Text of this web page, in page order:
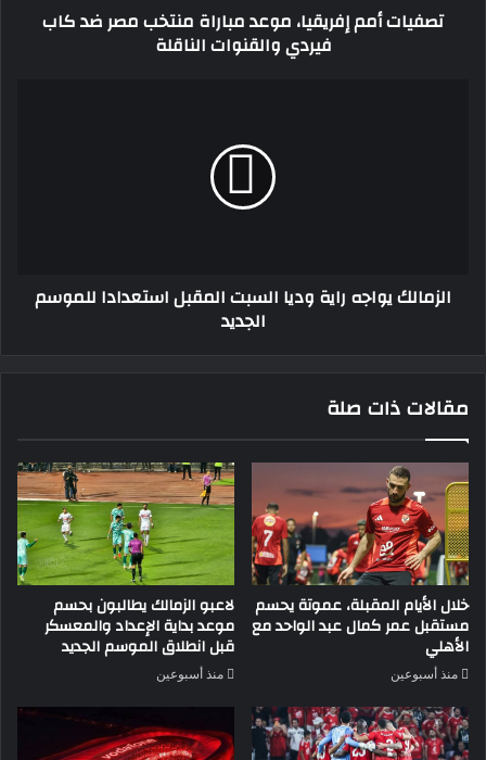
فيرديتصفيات أمم إفريقيا، موعد مباراة منتخب مصر ضد كاب
فيردي والقنوات الناقلة
الزمالك يواجه راية وديا السبت المقبل استعدادا للموسم
الجديد
مقالات ذات صلة
خلال الأيام المقبلة، عموتة يحسم
مستقبل عمر كمال عبد الواحد مع
الأهلي
منذ أسبوعين
لاعبو الزمالك يطالبون بحسم
موعد بداية الإعداد والمعسكر
قبل انطلاق الموسم الجديد
منذ أسبوعين